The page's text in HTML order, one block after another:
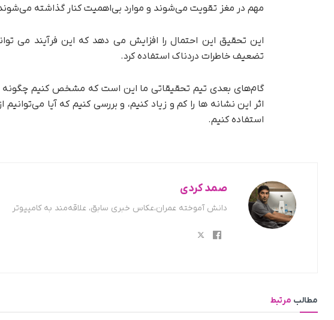
مهم در مغز تقویت می‌شوند و موارد بی‌اهمیت کنار گذاشته
این تحقیق این احتمال را افزایش می دهد که این فرآیند می
تضعیف خاطرات دردناک استفاده کرد.
گام‌های بعدی تیم تحقیقاتی ما این است که مشخص کنیم چگونه
اثر این نشانه ها را کم و زیاد کنیم، و بررسی کنیم که آیا
استفاده کنیم.
صمد کردی
دانش آموخته عمران،عکاس خبری سابق، علاقه‌مند به کامپیوتر
مطالب مرتبط